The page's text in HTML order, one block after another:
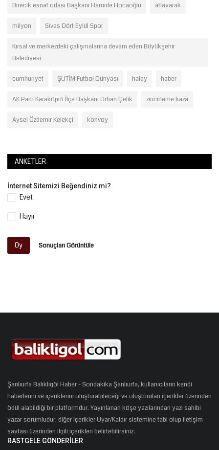
Birecik esnaf odası Başkanı Hamide Hocaoğlu atlayarak
milyon Sivas Dört Eylül Spor
Kırsal ve merkezdeki çalışmalarına devam eden Büyükşehir
Belediyesi
cumhuriyet ŞUTİM Futbol Dünyası halay haber
AK Parti Karaköprü İlçe Başkanı Orhan Çelik zincirleme kaza
Aysel Özdemir Kelekçi konvoy
ANKETLER
İnternet Sitemizi Beğendiniz mi?
Evet
Hayır
Oy Sonuçları Görüntüle
Şanlıurfa Balıklıgöl Haber - Sondakika Şanlıurfa, kullanıcıların kendi
haberlerini ve içeriklerini oluşturabileceği ve oluşturulan içerikler üzerinden
ödül alabildiği bir platformdur. Yayınlanan köşe yazılarından yazı sahibi
yazar sorumludur, diğer içerikler Uyar/Kaldır sistemine tabi olup iletişim
sayfası üzerinden ilgili içerikleri belirtebilirsiniz.
RASTGELE GÖNDERILER